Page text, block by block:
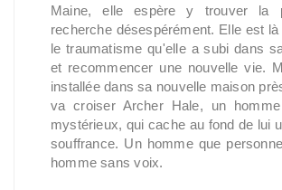
Maine, elle espère y trouver la
recherche désespérément. Elle est
le traumatisme qu'elle a subi dans
et recommencer une nouvelle vie.
installée dans sa nouvelle maison
va croiser Archer Hale, un
mystérieux, qui cache au fond de lui
souffrance. Un homme que
homme sans voix.